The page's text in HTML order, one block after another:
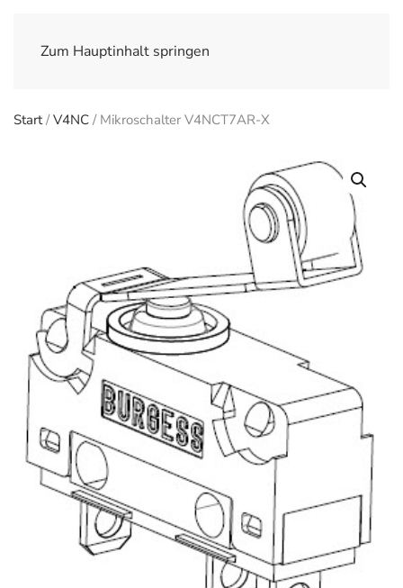
Zum Hauptinhalt springen
Start/V4NC / Mikroschalter V4NCT7AR-X